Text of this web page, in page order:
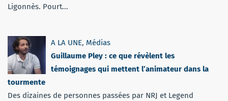
Ligonnès. Pourt...
A LA UNE, Médias
Guillaume Pley : ce que révèlent les
témoignages qui mettent l’animateur dans la
tourmente
Des dizaines de personnes passées par NRJ et Legend